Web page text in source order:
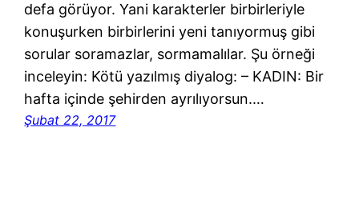
defa görüyor. Yani karakterler birbirleriyle
konuşurken birbirlerini yeni tanıyormuş gibi
sorular soramazlar, sormamalılar. Şu örneği
inceleyin: Kötü yazılmış diyalog: – KADIN: Bir
hafta içinde şehirden ayrılıyorsun.…
Şubat 22, 2017